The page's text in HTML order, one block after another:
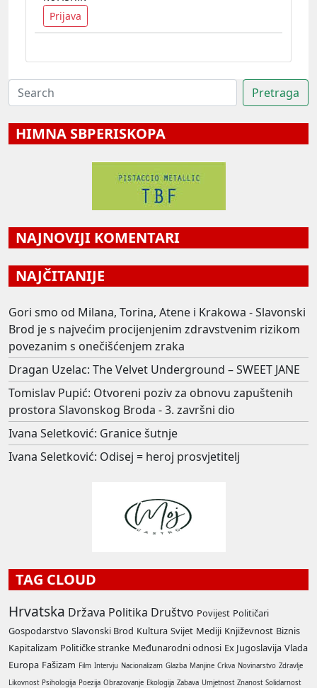
Prijava
HIMNA SBPERISKOPA
NAJNOVIJI KOMENTARI
NAJČITANIJE
Gori smo od Milana, Torina, Atene i Krakowa - Slavonski
Brod je s najvećim procijenjenim zdravstvenim rizikom
povezanim s onečišćenjem zraka
Dragan Uzelac: The Velvet Underground – SWEET JANE
Tomislav Pupić: Otvoreni poziv za obnovu zapuštenih
prostora Slavonskog Broda - 3. završni dio
Ivana Seletković: Granice šutnje
Ivana Seletković: Odisej = heroj prosvjetitelj
TAG CLOUD
Hrvatska Država Politika Društvo Povijest Političari
Gospodarstvo Slavonski Brod Kultura Svijet Mediji Književnost Biznis
Kapitalizam Političke stranke Međunarodni odnosi Ex Jugoslavija Vlada
Europa Fašizam Film Intervju Nacionalizam Glazba Manjine Crkva Novinarstvo Zdravlje
Likovnost Psihologija Poezija Obrazovanje Ekologija Zabava Umjetnost Znanost Solidarnost